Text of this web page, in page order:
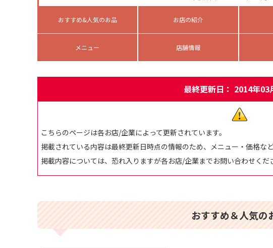
おすすめ&人気のお品 お店の紹介
メニュー 店舗情報
最終更新日： 2014年03
こちらのページは各お店/企業によって更新されています。
掲載されている内容は最終更新日時点の情報のため、メニュー・価格な
掲載内容については、恐れ入りますが各お店/企業までお問い合わせくだ
おすすめ＆人気の